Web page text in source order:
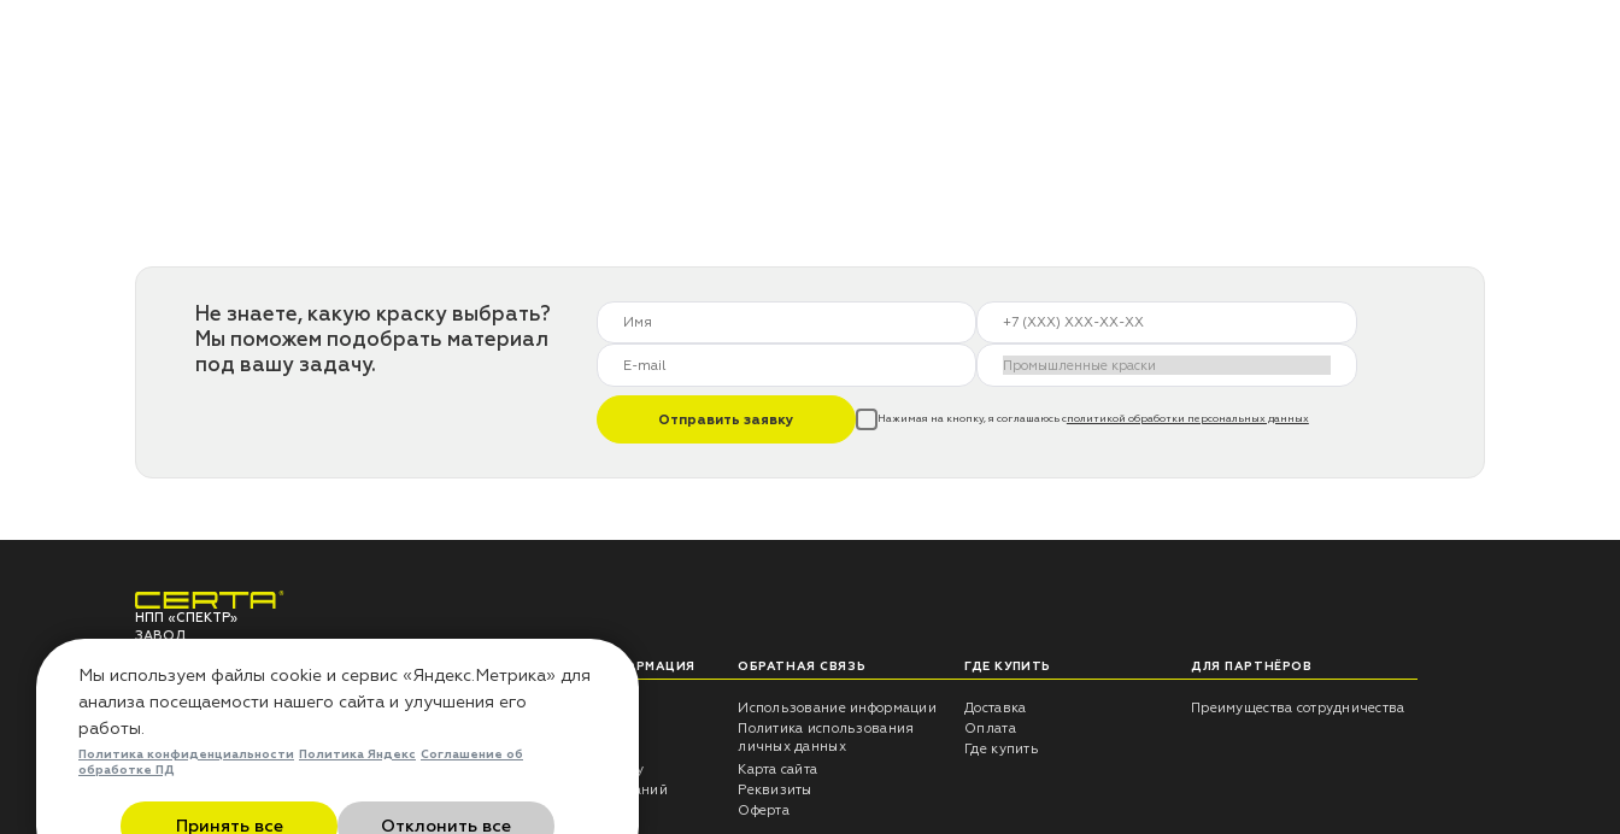
Не знаете, какую краску выбрать?
Мы поможем подобрать материал
под вашу задачу.
Отправить заявку Нажимая на кнопку, я соглашаюсь сполитикой обработки персональных данных
НПП «СПЕКТР»
ЗАВОД
МАТЕРИАЛОВ
О ЗАВОДЕ
НПП «СПЕКТР»
Лаборатория
Политика в области охраны
ПОЛЕЗНАЯ ИНФОРМАЦИЯ
Советы технолога
Вопросы -ответы
Гарантия на краску
Результаты испытаний
Блог CERTA
Отзывы
ОБРАТНАЯ СВЯЗЬ
Использование информации
Политика использования
личных данных
Карта сайта
Реквизиты
Оферта
ГДЕ КУПИТЬ
Доставка
Оплата
Где купить
ДЛЯ ПАРТНЁРОВ
Преимущества сотрудничества
Мы используем файлы cookie и сервис «Яндекс.Метрика» для
анализа посещаемости нашего сайта и улучшения его
работы.
Политика конфиденциальности Политика Яндекс Соглашение об
обработке ПД
Принять все Отклонить все